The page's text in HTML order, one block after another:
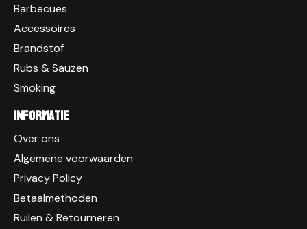
Barbecues
Accessoires
Brandstof
Rubs & Sauzen
Smoking
Informatie
Over ons
Algemene voorwaarden
Privacy Policy
Betaalmethoden
Ruilen & Retourneren